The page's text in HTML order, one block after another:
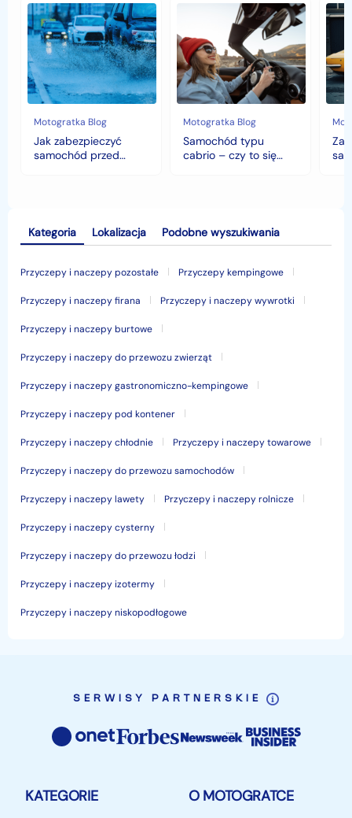
Jak
zabezpieczyć
samochód
przed
jesiennymi
chłodami
i
deszczem?
Motogratka Blog
Jak zabezpieczyć
samochód przed
Samochód
cabrio
–
czy
to
się
opłaca
w
polskim
klimacie?
Motogratka Blog
Samochód typu
cabrio – czy to się
czyli
Kategoria
Przyczepy i naczepy pozostałe Przyczepy kempingowe
Przyczepy i naczepy firana Przyczepy i naczepy wywrotki
Przyczepy i naczepy burtowe
Przyczepy i naczepy do przewozu zwierząt
Przyczepy i naczepy gastronomiczno-kempingowe
Przyczepy i naczepy pod kontener
Przyczepy i naczepy chłodnie Przyczepy i naczepy towarowe
Przyczepy i naczepy do przewozu samochodów
Przyczepy i naczepy lawety Przyczepy i naczepy rolnicze
Przyczepy i naczepy cysterny
Przyczepy i naczepy do przewozu łodzi
Przyczepy i naczepy izotermy
Przyczepy i naczepy niskopodłogowe
Lokalizacja Podobne wyszukiwania
SERWISY PARTNERSKIE
KATEGORIE O MOTOGRATCE